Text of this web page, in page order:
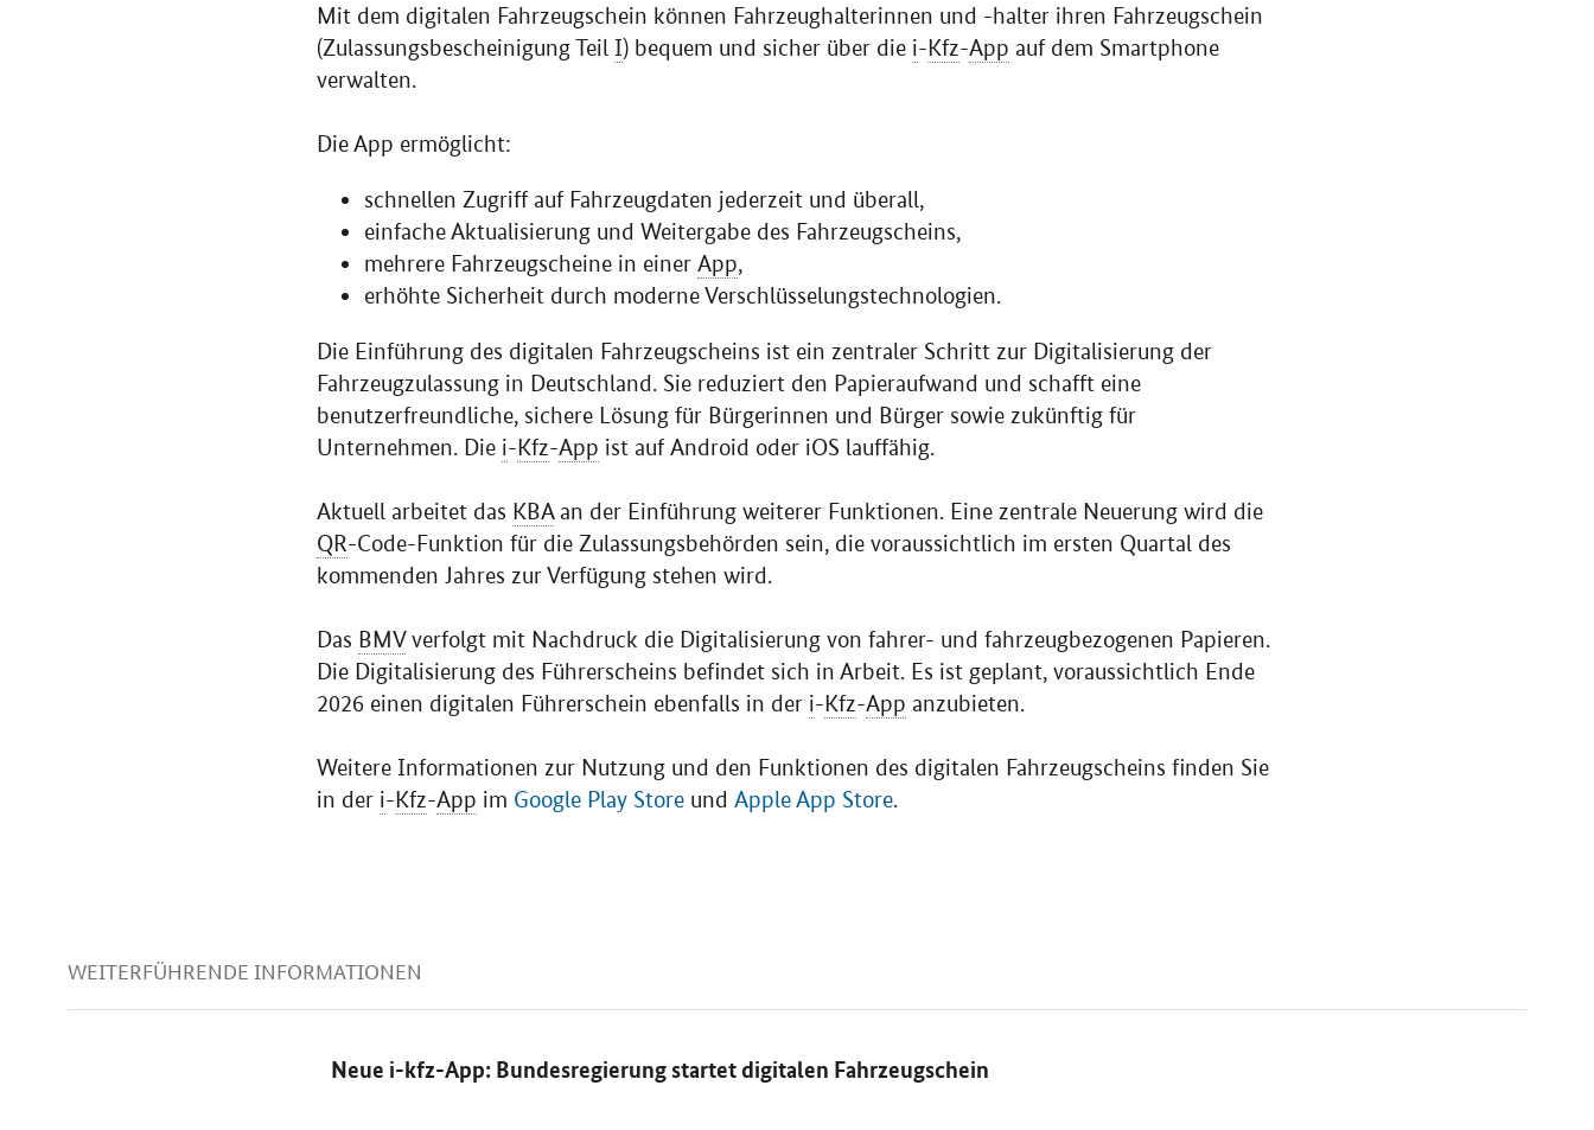
Mit dem digitalen Fahrzeugschein können Fahrzeughalterinnen und -halter ihren Fahrzeugschein
(Zulassungsbescheinigung Teil I) bequem und sicher über die i-Kfz-App auf dem Smartphone
verwalten.
Die App ermöglicht:
schnellen Zugriff auf Fahrzeugdaten jederzeit und überall,
einfache Aktualisierung und Weitergabe des Fahrzeugscheins,
mehrere Fahrzeugscheine in einer App,
erhöhte Sicherheit durch moderne Verschlüsselungstechnologien.
Die Einführung des digitalen Fahrzeugscheins ist ein zentraler Schritt zur Digitalisierung der
Fahrzeugzulassung in Deutschland. Sie reduziert den Papieraufwand und schafft eine
benutzerfreundliche, sichere Lösung für Bürgerinnen und Bürger sowie zukünftig für
Unternehmen. Die i-Kfz-App ist aufAndroid oder iOS lauffähig.
Aktuell arbeitet das KBAan der Einführung weiterer Funktionen. Eine zentrale Neuerung wird die
QR-Code-Funktion für die Zulassungsbehörden sein, die voraussichtlich im ersten Quartal des
kommenden Jahres zur Verfügung stehen wird.
Das BMVverfolgt mit Nachdruck die Digitalisierung von fahrer- und fahrzeugbezogenen Papieren.
Die Digitalisierung des Führerscheins befindet sich in Arbeit. Es ist geplant, voraussichtlich Ende
2026 einen digitalen Führerschein ebenfalls in der i-Kfz-App anzubieten.
Weitere Informationen zur Nutzung und den Funktionen des digitalen Fahrzeugscheins finden Sie
in der i-Kfz-App im Google Play Store und Apple App Store.
WEITERFÜHRENDE INFORMATIONEN
Neue i-kfz-App: Bundesregierung startet digitalen Fahrzeugschein